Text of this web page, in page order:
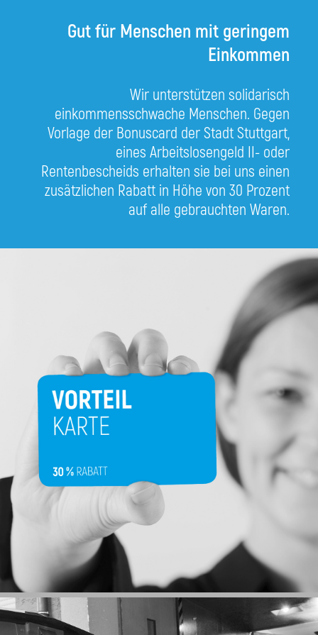
Gut für Menschen mit geringem
Einkommen
Wir unterstützen solidarisch
einkommensschwache Menschen. Gegen
Vorlage der Bonuscard der Stadt Stuttgart,
eines Arbeitslosengeld II- oder
Rentenbescheids erhalten sie bei uns einen
zusätzlichen Rabatt in Höhe von 30 Prozent
auf alle gebrauchten Waren.